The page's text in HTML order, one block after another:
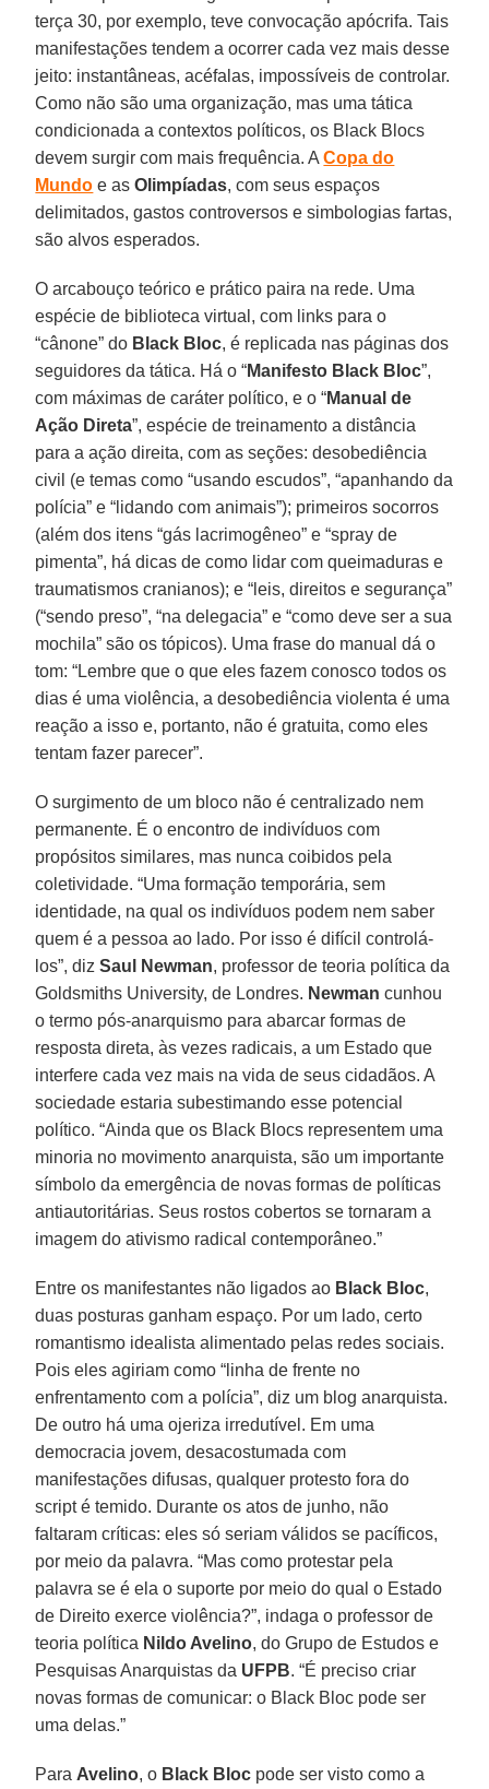
terça 30, por exemplo, teve convocação apócrifa. Tais
manifestações tendem a ocorrer cada vez mais desse
jeito: instantâneas, acéfalas, impossíveis de controlar.
Como não são uma organização, mas uma tática
condicionada a contextos políticos, os Black Blocs
devem surgir com mais frequência. ACopa do
Mundo e asOlimpíadas, com seus espaços
delimitados, gastos controversos e simbologias fartas,
são alvos esperados.
O arcabouço teórico e prático paira na rede. Uma
espécie de biblioteca virtual, com links para o
“cânone” do Black Bloc, é replicada nas páginas dos
seguidores da tática. Há o “Manifesto Black Bloc”,
com máximas de caráter político, e o “Manual de
Ação Direta”, espécie de treinamento a distância
para a ação direita, com as seções: desobediência
civil (e temas como “usando escudos”, “apanhando da
polícia” e “lidando com animais”); primeiros socorros
(além dos itens “gás lacrimogêneo” e “spray de
pimenta”, há dicas de como lidar com queimaduras e
traumatismos cranianos); e “leis, direitos e segurança”
(“sendo preso”, “na delegacia” e “como deve ser a sua
mochila” são os tópicos). Uma frase do manual dá o
tom: “Lembre que o que eles fazem conosco todos os
dias é uma violência, a desobediência violenta é uma
reação a isso e, portanto, não é gratuita, como eles
tentam fazer parecer”.
O surgimento de um bloco não é centralizado nem
permanente. É o encontro de indivíduos com
propósitos similares, mas nunca coibidos pela
coletividade. “Uma formação temporária, sem
identidade, na qual os indivíduos podem nem saber
quem é a pessoa ao lado. Por isso é difícil controlá-
los”, dizSaul Newman, professor de teoria política da
Goldsmiths University, de Londres. Newman cunhou
o termo pós-anarquismo para abarcar formas de
resposta direta, às vezes radicais, a um Estado que
interfere cada vez mais na vida de seus cidadãos. A
sociedade estaria subestimando esse potencial
político. “Ainda que os Black Blocs representem uma
minoria no movimento anarquista, são um importante
símbolo da emergência de novas formas de políticas
antiautoritárias. Seus rostos cobertos se tornaram a
imagem do ativismo radical contemporâneo.”
Entre os manifestantes não ligados ao Black Bloc,
duas posturas ganham espaço. Por um lado, certo
romantismo idealista alimentado pelas redes sociais.
Pois eles agiriam como “linha de frente no
enfrentamento com a polícia”, diz um blog anarquista.
De outro há uma ojeriza irredutível. Em uma
democracia jovem, desacostumada com
manifestações difusas, qualquer protesto fora do
script é temido. Durante os atos de junho, não
faltaram críticas: eles só seriam válidos se pacíficos,
por meio da palavra. “Mas como protestar pela
palavra se é ela o suporte por meio do qual o Estado
de Direito exerce violência?”, indaga o professor de
teoria política Nildo Avelino, do Grupo de Estudos e
Pesquisas Anarquistas da UFPB. “É preciso criar
novas formas de comunicar: o Black Bloc pode ser
uma delas.”
Para Avelino, o Black Bloc pode ser visto como a